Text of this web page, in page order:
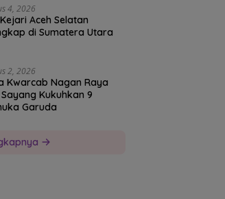
4, 2026
Aceh Selatan
di Sumatera Utara
2, 2026
Kwarcab Nagan Raya
Kukuhkan 9
Garuda